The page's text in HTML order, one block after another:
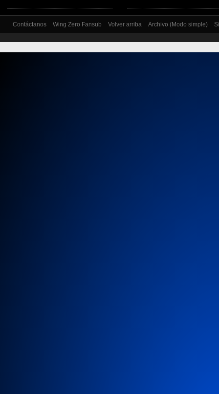
Contáctanos Wing Zero Fansub Volver arriba Archivo (Modo simple)